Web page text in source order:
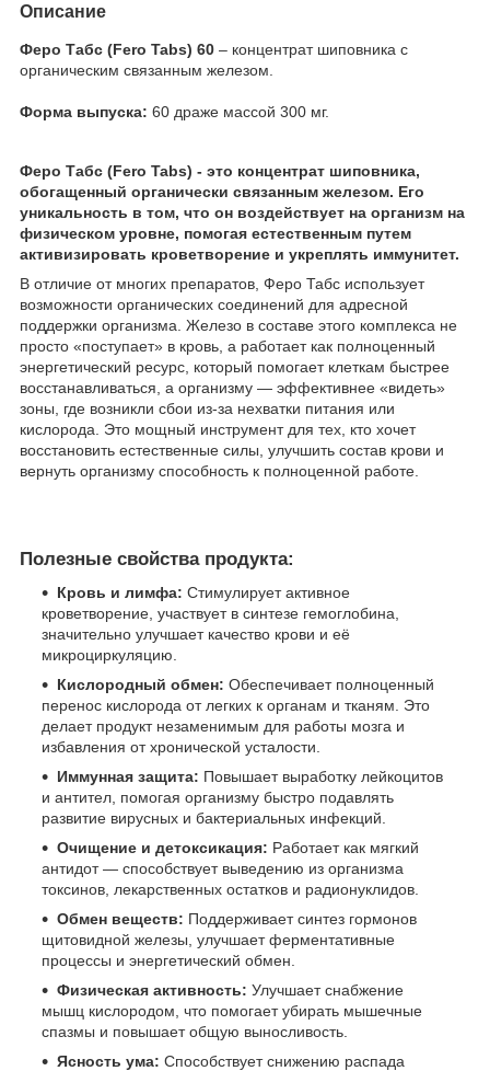
Описание
Феро Табс (Fero Tabs) 60 – концентрат шиповника с
органическим связанным железом.
Форма выпуска: 60 драже массой 300 мг.
Феро Табс (Fero Tabs) - это концентрат шиповника,
обогащенный органически связанным железом. Его
уникальность в том, что он воздействует на организм на
физическом уровне, помогая естественным путем
активизировать кроветворение и укреплять иммунитет.
В отличие от многих препаратов, Феро Табс использует
возможности органических соединений для адресной
поддержки организма. Железо в составе этого комплекса не
просто «поступает» в кровь, а работает как полноценный
энергетический ресурс, который помогает клеткам быстрее
восстанавливаться, а организму — эффективнее «видеть»
зоны, где возникли сбои из-за нехватки питания или
кислорода. Это мощный инструмент для тех, кто хочет
восстановить естественные силы, улучшить состав крови и
вернуть организму способность к полноценной работе.
Полезные свойства продукта:
Кровь и лимфа: Стимулирует активное
кроветворение, участвует в синтезе гемоглобина,
значительно улучшает качество крови и её
микроциркуляцию.
Кислородный обмен: Обеспечивает полноценный
перенос кислорода от легких к органам и тканям. Это
делает продукт незаменимым для работы мозга и
избавления от хронической усталости.
Иммунная защита: Повышает выработку лейкоцитов
и антител, помогая организму быстро подавлять
развитие вирусных и бактериальных инфекций.
Очищение и детоксикация: Работает как мягкий
антидот — способствует выведению из организма
токсинов, лекарственных остатков и радионуклидов.
Обмен веществ: Поддерживает синтез гормонов
щитовидной железы, улучшает ферментативные
процессы и энергетический обмен.
Физическая активность: Улучшает снабжение
мышц кислородом, что помогает убирать мышечные
спазмы и повышает общую выносливость.
Ясность ума: Способствует снижению распада